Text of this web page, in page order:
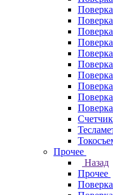
Прочее
Назад
Прочее